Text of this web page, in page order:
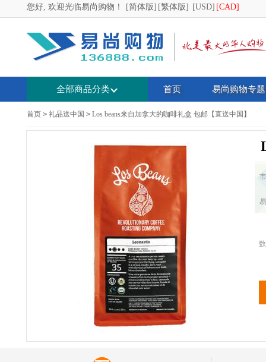
您好, 欢迎光临易尚购物！ [简体版] [繁体版] [USD] [CAD]
全部商品分类 首页 易尚购物专题
首页 > 礼品送中国 > Los beans来自加拿大的咖啡礼盒 包邮【直送中国】